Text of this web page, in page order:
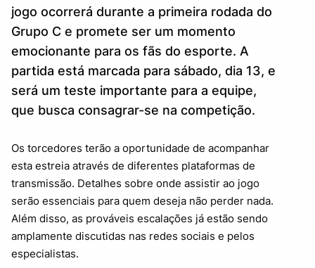
jogo ocorrerá durante a primeira rodada do
Grupo C e promete ser um momento
emocionante para os fãs do esporte. A
partida está marcada para sábado, dia 13, e
será um teste importante para a equipe,
que busca consagrar-se na competição.
Os torcedores terão a oportunidade de acompanhar
esta estreia através de diferentes plataformas de
transmissão. Detalhes sobre onde assistir ao jogo
serão essenciais para quem deseja não perder nada.
Além disso, as prováveis escalações já estão sendo
amplamente discutidas nas redes sociais e pelos
especialistas.